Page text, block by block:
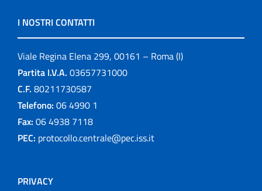
I NOSTRI CONTATTI
Viale Regina Elena 299, 00161 – Roma (I)
Partita I.V.A. 03657731000
C.F. 80211730587
Telefono: 06 4990 1
Fax: 06 4938 7118
PEC: protocollo.centrale@pec.iss.it
PRIVACY